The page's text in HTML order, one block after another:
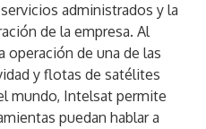
administrados y la
de la empresa. Al
operación de una de las
y flotas de satélites
mundo, Intelsat permite
puedan hablar a